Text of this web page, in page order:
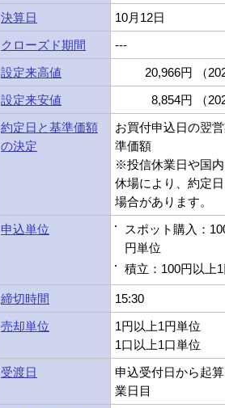
決算日
10月12日
クローズド期間
---
設定来高値
20,966円 （
設定来安値
8,854円 （
約定日と基準価額
の決定
お買付申込日の翌
準価額
※投信休業日や国
休場により、約定
場合があります。
申込単位
スポット購入：
円単位
積立：100円以上
締切時間
15:30
売却単位
1円以上1円単位
1口以上1口単位
受渡日
申込受付日から起
業日目